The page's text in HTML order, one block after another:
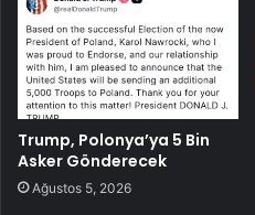
Trump, Polonya’ya 5 Bin
Asker Gönderecek
Ağustos 5, 2026